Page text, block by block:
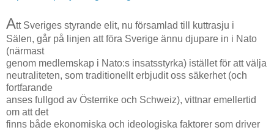
Att Sveriges styrande elit, nu församlad till kuttrasju i
Sälen, går på linjen att föra Sverige ännu djupare in i Nato
(närmast
genom medlemskap i Nato:s insatsstyrka) istället för att välja
neutraliteten, som traditionellt erbjudit oss säkerhet (och
fortfarande
anses fullgod av Österrike och Schweiz), vittnar emellertid
om att det
finns både ekonomiska och ideologiska faktorer som driver